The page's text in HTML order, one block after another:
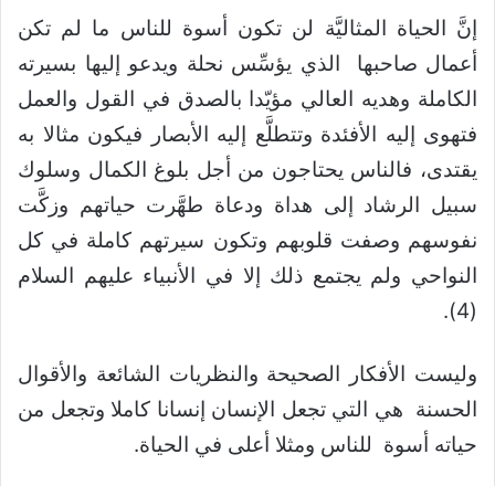
إنَّ الحياة المثاليَّة لن تكون أسوة للناس ما لم تكن
أعمال صاحبها الذي يؤسِّس نحلة ويدعو إليها بسيرته
الكاملة وهديه العالي مؤيّدا بالصدق في القول والعمل
فتهوى إليه الأفئدة وتتطلَّع إليه الأبصار فيكون مثالا به
يقتدى، فالناس يحتاجون من أجل بلوغ الكمال وسلوك
سبيل الرشاد إلى هداة ودعاة طهَّرت حياتهم وزكَّت
نفوسهم وصفت قلوبهم وتكون سيرتهم كاملة في كل
النواحي ولم يجتمع ذلك إلا في الأنبياء عليهم السلام
(4).
وليست الأفكار الصحيحة والنظريات الشائعة والأقوال
الحسنة هي التي تجعل الإنسان إنسانا كاملا وتجعل من
حياته أسوة للناس ومثلا أعلى في الحياة.